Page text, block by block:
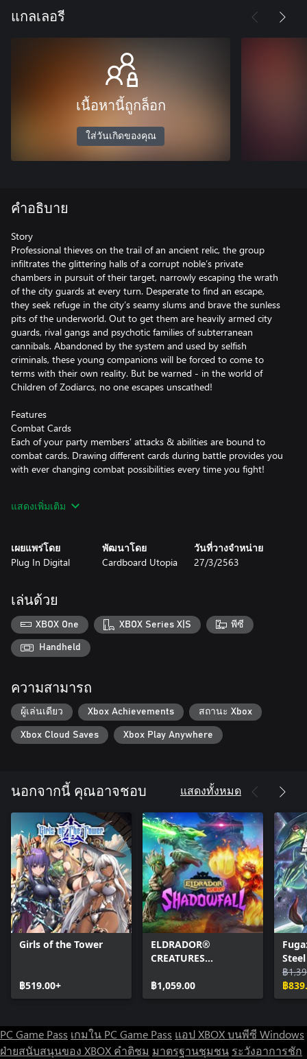
แกลเลอรี
เนื้อหานี้ถูกล็อก
ใส่วันเกิดของคุณ
คำอธิบาย
Story
Professional thieves on the trail of an ancient relic, the group
infiltrates the glittering halls of a corrupt noble’s private
chambers in pursuit of their target, narrowly escaping the wrath
of the city guards at every turn. Desperate to find an escape,
they seek refuge in the city’s seamy slums and brave the sunless
pits of the underworld. Out to get them are heavily armed city
guards, rival gangs and psychotic families of subterranean
cannibals. Abandoned by the system and used by selfish
criminals, these young companions will be forced to come to
terms with their own reality. But be warned - in the world of
Children of Zodiarcs, no one escapes unscathed!
Features
Combat Cards
Each of your party members’ attacks & abilities are bound to
combat cards. Drawing different cards during battle provides you
with ever changing combat possibilities every time you fight!
Once you’ve chosen your attack, physics based dice allow you to
Influencing Lady Luck
can craft dice to favour your play style, and re-roll up to two dice
every time you throw. You need not fear being at Lady Luck’s
mercy!
A World Full of Characters
Along the way you’ll come to learn about Nahmi - stolen from
streets of Torus; Zirchhoff - a charismatic bandit leader who
employs young orphans to do his bidding: as well as many more
mischief makers.
Building Decks
abilities you want to have in your hand during the heat of
combat.
A Fully Orchestrated Score
Children of Zodiarcs’ music captures the feel of tactical RPG
classics with its fully orchestrated soundtrack composed by the
award winning team at Vibe Avenue.
Join Nahmi and her team in a harrowing tale of the
downtrodden’s struggle for survival in a world where mystical
forces are overlooked; and the people in power are solely
concerned with profit. Do you have what it takes to overthrow a
corrupt system?
แสดงเพิ่มเติม
เผยแพร่โดย
Plug In Digital
พัฒนาโดย
Cardboard Utopia
วันที่วางจำหน่าย
27/3/2563
เล่นด้วย
XBOX One XBOX Series X|S พีซี
Handheld
ความสามารถ
ผู้เล่นเดียว Xbox Achievements สถานะ Xbox
Xbox Cloud Saves Xbox Play Anywhere
นอกจากนี้ คุณอาจชอบ แสดงทั้งหมด
Girls of the Tower
฿519.00+
ELDRADOR®
CREATURES
฿1,059.00
฿
฿
PC Game Pass เกมใน PC Game Pass แอป XBOX บนพีซี Windows
ฝ่ายสนับสนุนของ XBOX คำติชม มาตรฐานชุมชน ระวังอาการชัก